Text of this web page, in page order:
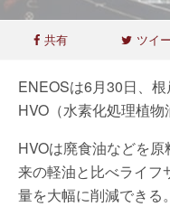
共有 ツイ
ENEOSは6月30日、
HVO（水素化処理植物
HVOは廃食油などを
来の軽油と比べライフ
量を大幅に削減できる